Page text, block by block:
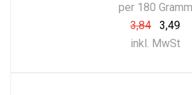
per 180 Gramm
3,84
3,49
inkl. MwSt